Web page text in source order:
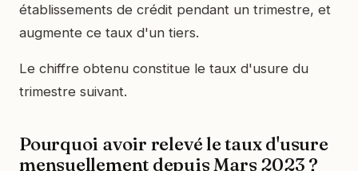
établissements de crédit pendant un trimestre, et
augmente ce taux d'un tiers.
Le chiffre obtenu constitue le taux d'usure du
trimestre suivant.
Pourquoi avoir relevé le taux d'usure
mensuellement depuis Mars 2023 ?